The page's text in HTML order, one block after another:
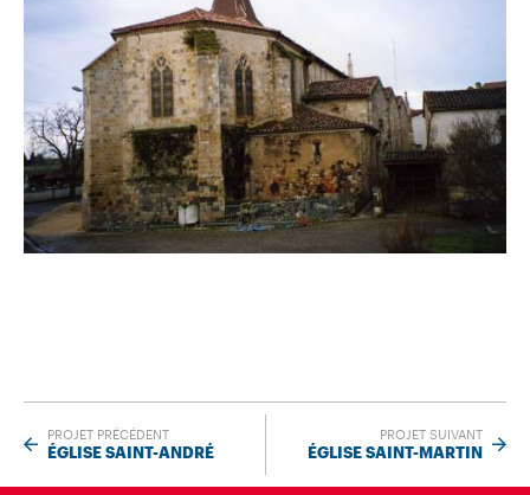
PROJET PRÉCÉDENT
ÉGLISE SAINT-ANDRÉ
PROJET SUIVANT
ÉGLISE SAINT-MARTIN